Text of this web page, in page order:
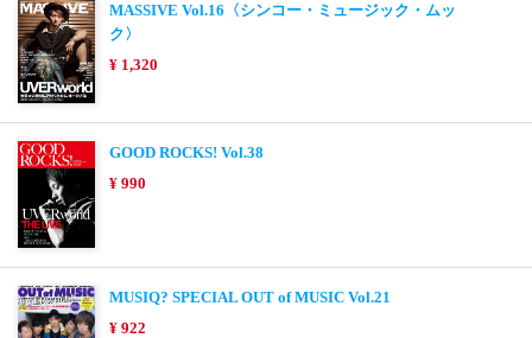
MASSIVE Vol.16〈シンコー・ミュージック・ムッ
ク〉
¥ 1,320
GOOD ROCKS! Vol.38
¥ 990
MUSIQ? SPECIAL OUT of MUSIC Vol.21
¥ 922